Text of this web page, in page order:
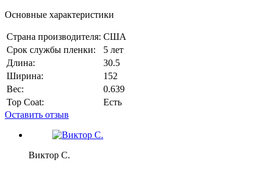
Основные характеристики
Страна производителя: США
Срок службы пленки:
5 лет
Длина:
30.5
Ширина:
152
Вес:
0.639
Top Coat:
Есть
Оставить отзыв
Виктор С.